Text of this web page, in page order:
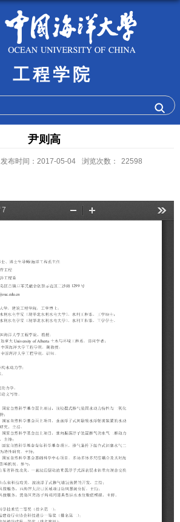
工程学院
尹则高
发布时间：2017-05-04 浏览次数： 22598